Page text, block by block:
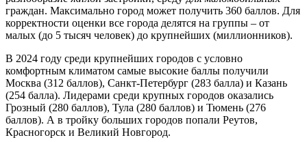
граждан. Максимально город может получить 360 баллов. Для
корректности оценки все города делятся на группы – от
малых (до 5 тысяч человек) до крупнейших (миллионников).
В 2024 году среди крупнейших городов с условно
комфортным климатом самые высокие баллы получили
Москва (312 баллов), Санкт-Петербург (283 балла) и Казань
(254 балла). Лидерами среди крупных городов оказались
Грозный (280 баллов), Тула (280 баллов) и Тюмень (276
баллов). А в тройку больших городов попали Реутов,
Красногорск и Великий Новгород.